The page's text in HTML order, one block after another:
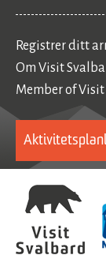
Registrer ditt
Om Visit
Member of